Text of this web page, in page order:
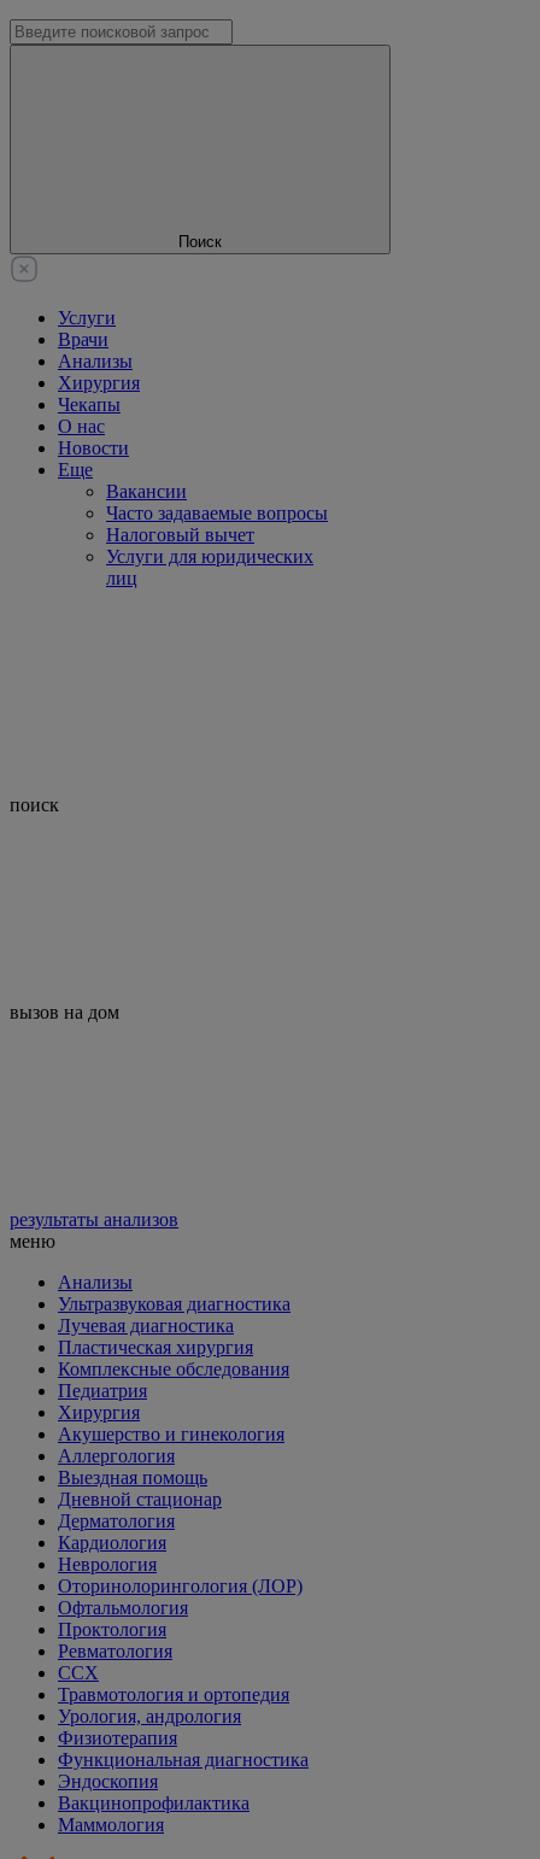
Поиск
Услуги
Врачи
Анализы
Хирургия
Чекапы
О нас
Новости
Еще
Вакансии
Часто задаваемые вопросы
Налоговый вычет
Услуги для юридических
лиц
поиск
вызов на дом
результаты анализов
меню
Анализы
Ультразвуковая диагностика
Лучевая диагностика
Пластическая хирургия
Комплексные обследования
Педиатрия
Хирургия
Акушерство и гинекология
Аллергология
Выездная помощь
Дневной стационар
Дерматология
Кардиология
Неврология
Оторинолорингология (ЛОР)
Офтальмология
Проктология
Ревматология
ССХ
Травмотология и ортопедия
Урология, андрология
Физиотерапия
Функциональная диагностика
Эндоскопия
Вакцинопрофилактика
Маммология